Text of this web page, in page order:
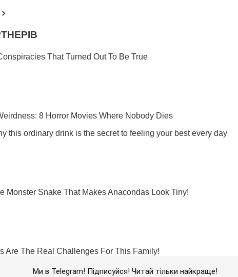
Ми в Telegram! Підписуйся! Читай тільки найкраще!